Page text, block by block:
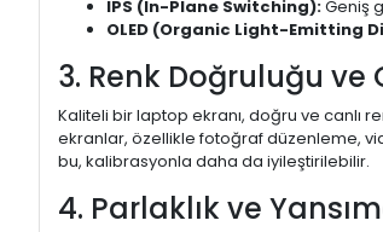
IPS (In-Plane Switching):Geniş
OLED (Organic Light-Emitting
3. Renk Doğruluğu ve
Kaliteli bir laptop ekranı, doğru ve canlı
ekranlar, özellikle fotoğraf düzenleme,
bu, kalibrasyonla daha da iyileştirilebilir.
4. Parlaklık ve